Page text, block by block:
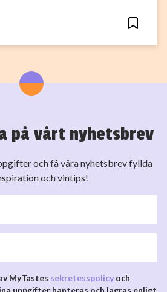
på vårt nyhetsbrev
och få våra nyhetsbrev fyllda
och vintips!
MyTastes sekretesspolicy och
uppgifter hanteras och lagras enligt